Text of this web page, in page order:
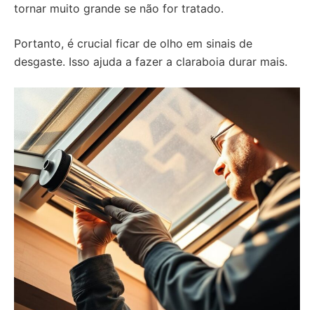
tornar muito grande se não for tratado.
Portanto, é crucial ficar de olho em sinais de
desgaste. Isso ajuda a fazer a claraboia durar mais.